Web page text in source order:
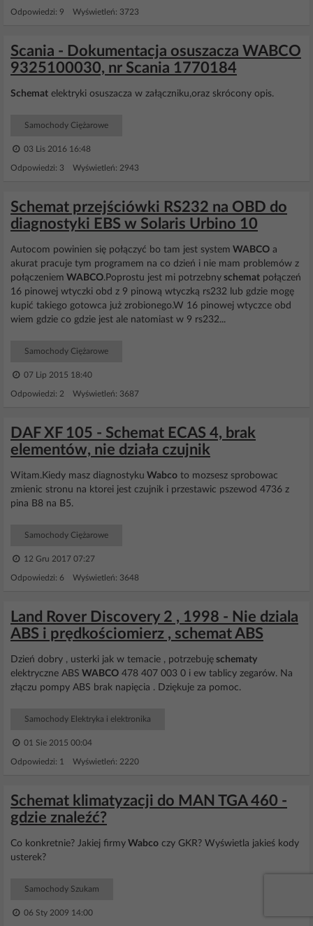
Odpowiedzi: 9 Wyświetleń: 3723
Scania - Dokumentacja osuszacza WABCO
9325100030, nr Scania 1770184
Schemat elektryki osuszacza w załączniku,oraz skrócony opis.
Samochody Ciężarowe
03 Lis 2016 16:48
Odpowiedzi: 3 Wyświetleń: 2943
Schemat przejściówki RS232 na OBD do
diagnostyki EBS w Solaris Urbino 10
Autocom powinien się połączyć bo tam jest system WABCO a
akurat pracuje tym programem na co dzień i nie mam problemów z
połączeniem WABCO.Poprostu jest mi potrzebny schemat połączeń
16 pinowej wtyczki obd z 9 pinową wtyczką rs232 lub gdzie mogę
kupić takiego gotowca już zrobionego.W 16 pinowej wtyczce obd
wiem gdzie co gdzie jest ale natomiast w 9 rs232...
Samochody Ciężarowe
07 Lip 2015 18:40
Odpowiedzi: 2 Wyświetleń: 3687
DAF XF 105 - Schemat ECAS 4, brak
elementów, nie działa czujnik
Witam.Kiedy masz diagnostyku Wabco to mozsesz sprobowac
zmienic stronu na ktorei jest czujnik i przestawic pszewod 4736 z
pina B8 na B5.
Samochody Ciężarowe
12 Gru 2017 07:27
Odpowiedzi: 6 Wyświetleń: 3648
Land Rover Discovery 2 , 1998 - Nie dziala
ABS i prędkościomierz , schemat ABS
Dzień dobry , usterki jak w temacie , potrzebuję schematy
elektryczne ABS WABCO 478 407 003 0 i ew tablicy zegarów. Na
złączu pompy ABS brak napięcia . Dziękuje za pomoc.
Samochody Elektryka i elektronika
01 Sie 2015 00:04
Odpowiedzi: 1 Wyświetleń: 2220
Schemat klimatyzacji do MAN TGA 460 -
gdzie znaleźć?
Co konkretnie? Jakiej firmy Wabco czy GKR? Wyświetla jakieś kody
usterek?
Samochody Szukam
06 Sty 2009 14:00